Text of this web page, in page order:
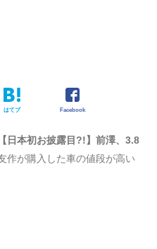
はてブ Facebook
【日本初お披露目?!】前澤、3.8
作が購入した車の値段が高い